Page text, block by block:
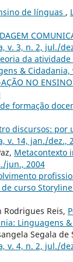
de línguas ,
v. 3, n. 2, jul./
da
&
NO
formação
discursos:
v. 14, jan./dez.,
Metacontexto
jun., 2004
curso Storyline
Rodrigues Reis,
Linguagens
Segala de
v. 4, n. 2, jul./